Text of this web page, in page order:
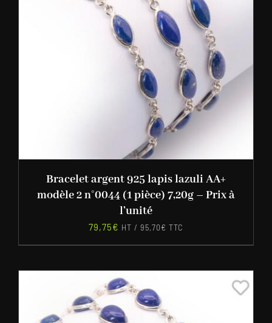
Bracelet argent 925 lapis lazuli AA+
modèle 2 n°0044 (1 pièce) 7,20g – Prix à
l’unité
79,75€ HT / 95,70€ TTC